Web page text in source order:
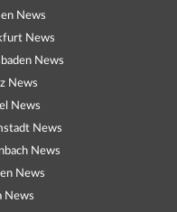
News
News
News
News
News
News
News
News
News